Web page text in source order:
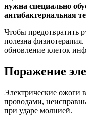
нужна специально
антибактериальная
Чтобы предотвратить
полезна
обновление клеток
Поражение
Электрические ожоги
проводами,
при ударе молнией.